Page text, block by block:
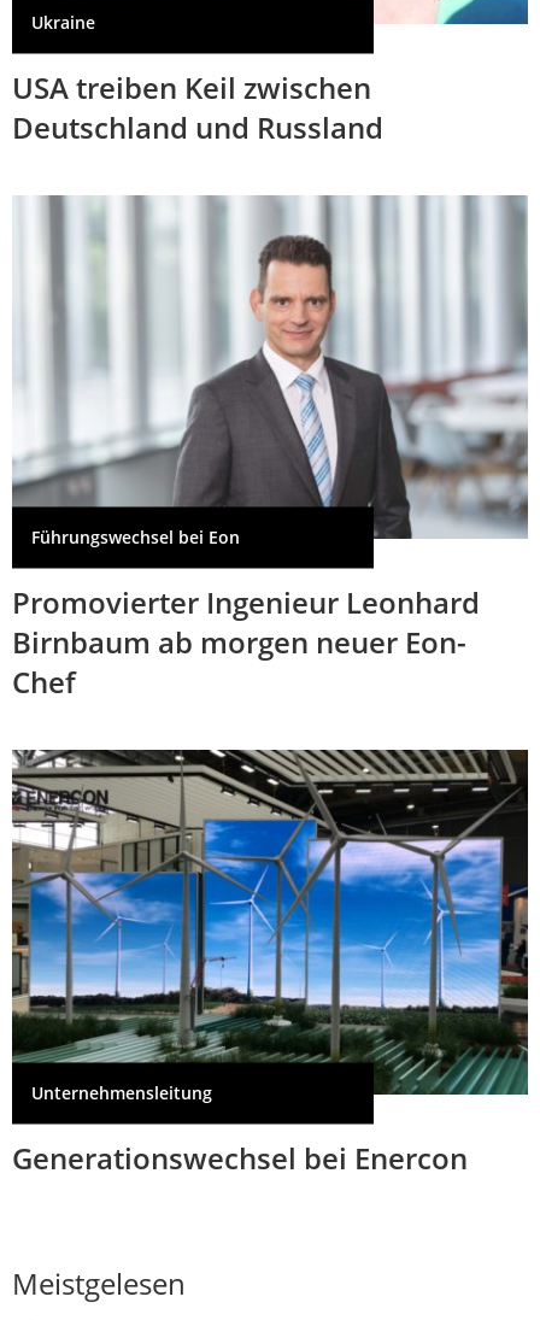
Ukraine
USA treiben Keil zwischen
Deutschland und Russland
Führungswechsel bei Eon
Promovierter Ingenieur Leonhard
Birnbaum ab morgen neuer Eon-
Chef
Unternehmensleitung
Generationswechsel bei Enercon
Meistgelesen